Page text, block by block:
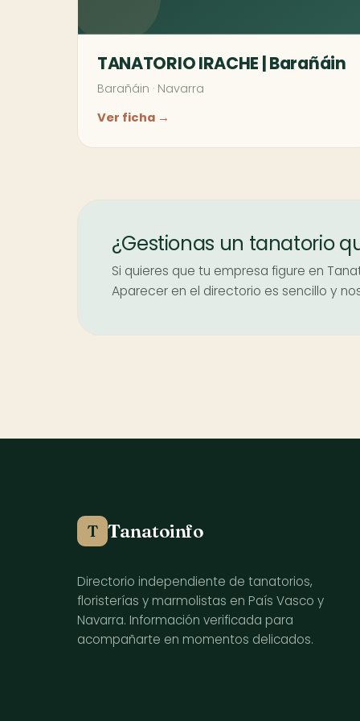
TANATORIO IRACHE | Barañáin
Barañáin · Navarra
Ver ficha →
¿Gestionas un tanatorio
Si quieres que tu empresa figure en
Aparecer en el directorio es sencillo y
T Tanatoinfo
Directorio independiente de tanatorios,
floristerías y marmolistas en País Vasco y
Navarra. Información verificada para
acompañarte en momentos delicados.